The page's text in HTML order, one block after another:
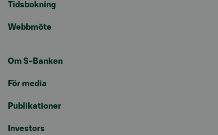
Tidsbokning
Webbmöte
Om S-Banken
För media
Publikationer
Investors